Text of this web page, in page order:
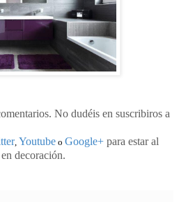
No dudéis en suscribiros a
, Youtube o Google+ para estar al
decoración.